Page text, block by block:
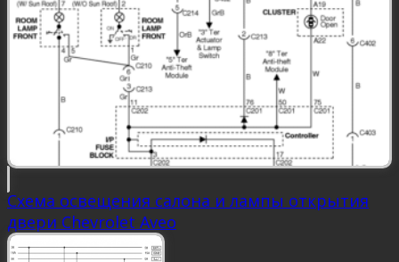
Схема освещения салона и лампы открытия
двери Chevrolet Aveo